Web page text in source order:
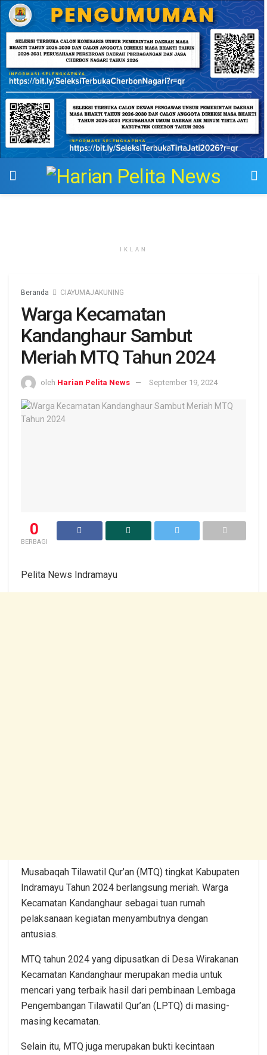
IKLAN
Beranda CIAYUMAJAKUNING
Warga Kecamatan
Kandanghaur Sambut
Meriah MTQ Tahun 2024
oleh Harian Pelita News September 19, 2024
0
BERBAGI
Pelita News Indramayu
Musabaqah Tilawatil Qur’an (MTQ) tingkat Kabupaten
Indramayu Tahun 2024 berlangsung meriah. Warga
Kecamatan Kandanghaur sebagai tuan rumah
pelaksanaan kegiatan menyambutnya dengan
antusias.
MTQ tahun 2024 yang dipusatkan di Desa Wirakanan
Kecamatan Kandanghaur merupakan media untuk
mencari yang terbaik hasil dari pembinaan Lembaga
Pengembangan Tilawatil Qur’an (LPTQ) di masing-
masing kecamatan.
Selain itu, MTQ juga merupakan bukti kecintaan